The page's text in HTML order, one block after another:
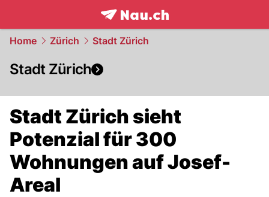
frontpage.NAU.ch
Home Zürich Stadt Zürich
Stadt Zürich
Stadt Zürich sieht
Potenzial für 300
Wohnungen auf Josef-
Areal